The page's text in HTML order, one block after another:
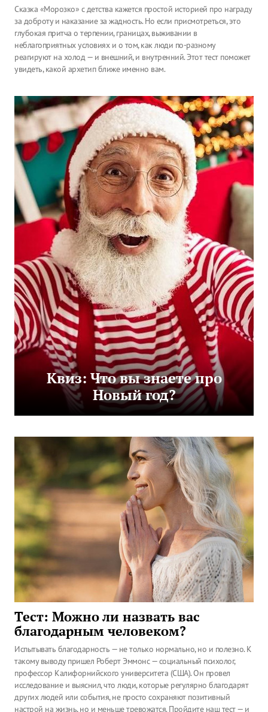
Сказка «Морозко» с детства кажется простой историей про награду
за доброту и наказание за жадность. Но если присмотреться, это
глубокая притча о терпении, границах, выживании в
неблагоприятных условиях и о том, как люди по-разному
реагируют на холод — и внешний, и внутренний. Этот тест поможет
увидеть, какой архетип ближе именно вам.
Квиз: Что вы знаете про
Новый год?
Тест: Можно ли назвать вас
благодарным человеком?
Испытывать благодарность — не только нормально, но и полезно. К
такому выводу пришел Роберт Эммонс — социальный психолог,
профессор Калифорнийского университета (США). Он провел
исследование и выяснил, что люди, которые регулярно благодарят
других людей или события, не просто сохраняют позитивный
настрой на жизнь, но и меньше тревожатся. Пройдите наш тест — и